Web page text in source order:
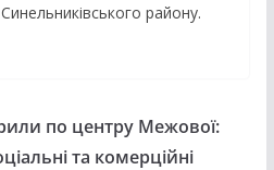
району.
по центру Межової:
та комерційні